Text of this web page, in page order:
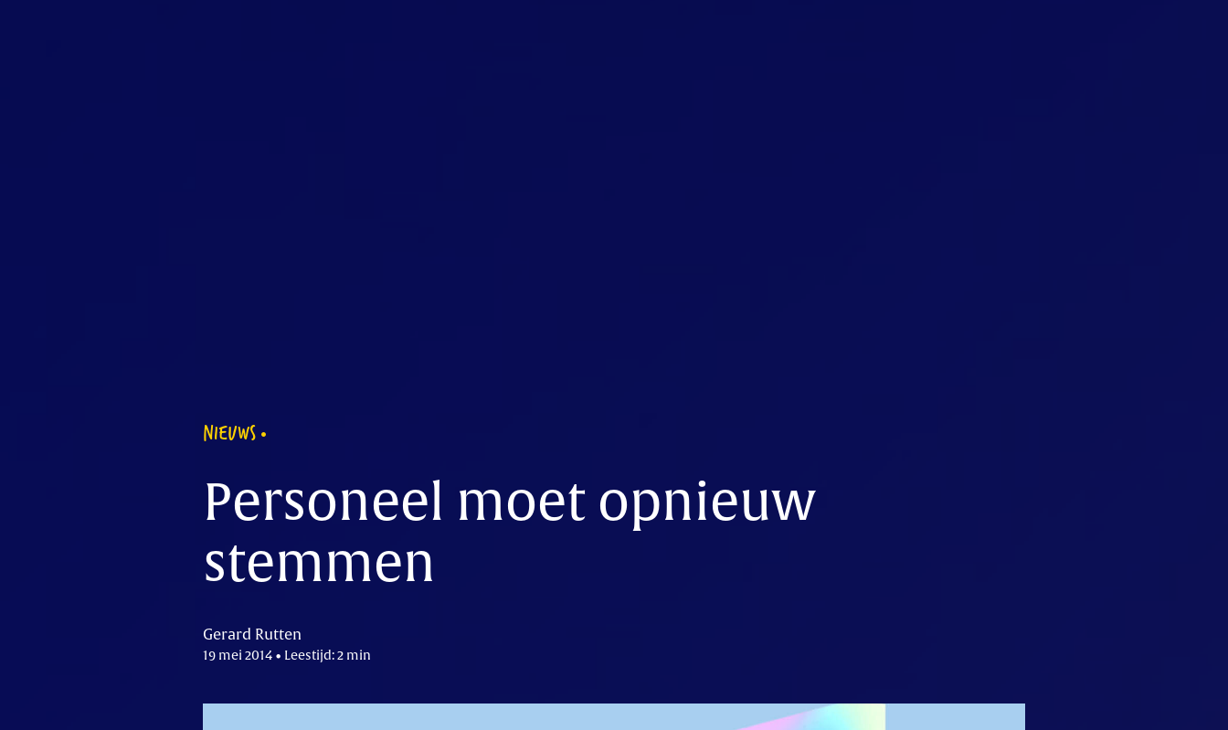
NIEUWS
Personeel moet opnieuw
stemmen
Gerard Rutten
19 mei 2014 • Leestijd: 2 min